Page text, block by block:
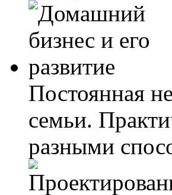
Постоянная
семьи.
разными